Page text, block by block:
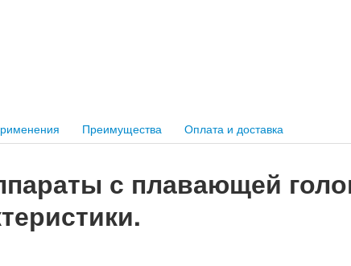
Преимущества Оплата и доставка
с плавающей